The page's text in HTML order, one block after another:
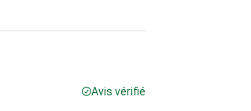
Avis vérifié